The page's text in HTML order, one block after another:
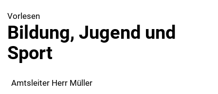
Vorlesen
Bildung, Jugend und
Sport
Amtsleiter Herr Müller